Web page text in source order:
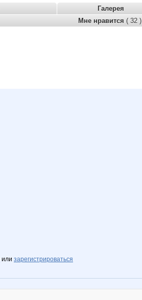
Галерея
Мне нравится ( 32 )
или зарегистрироваться